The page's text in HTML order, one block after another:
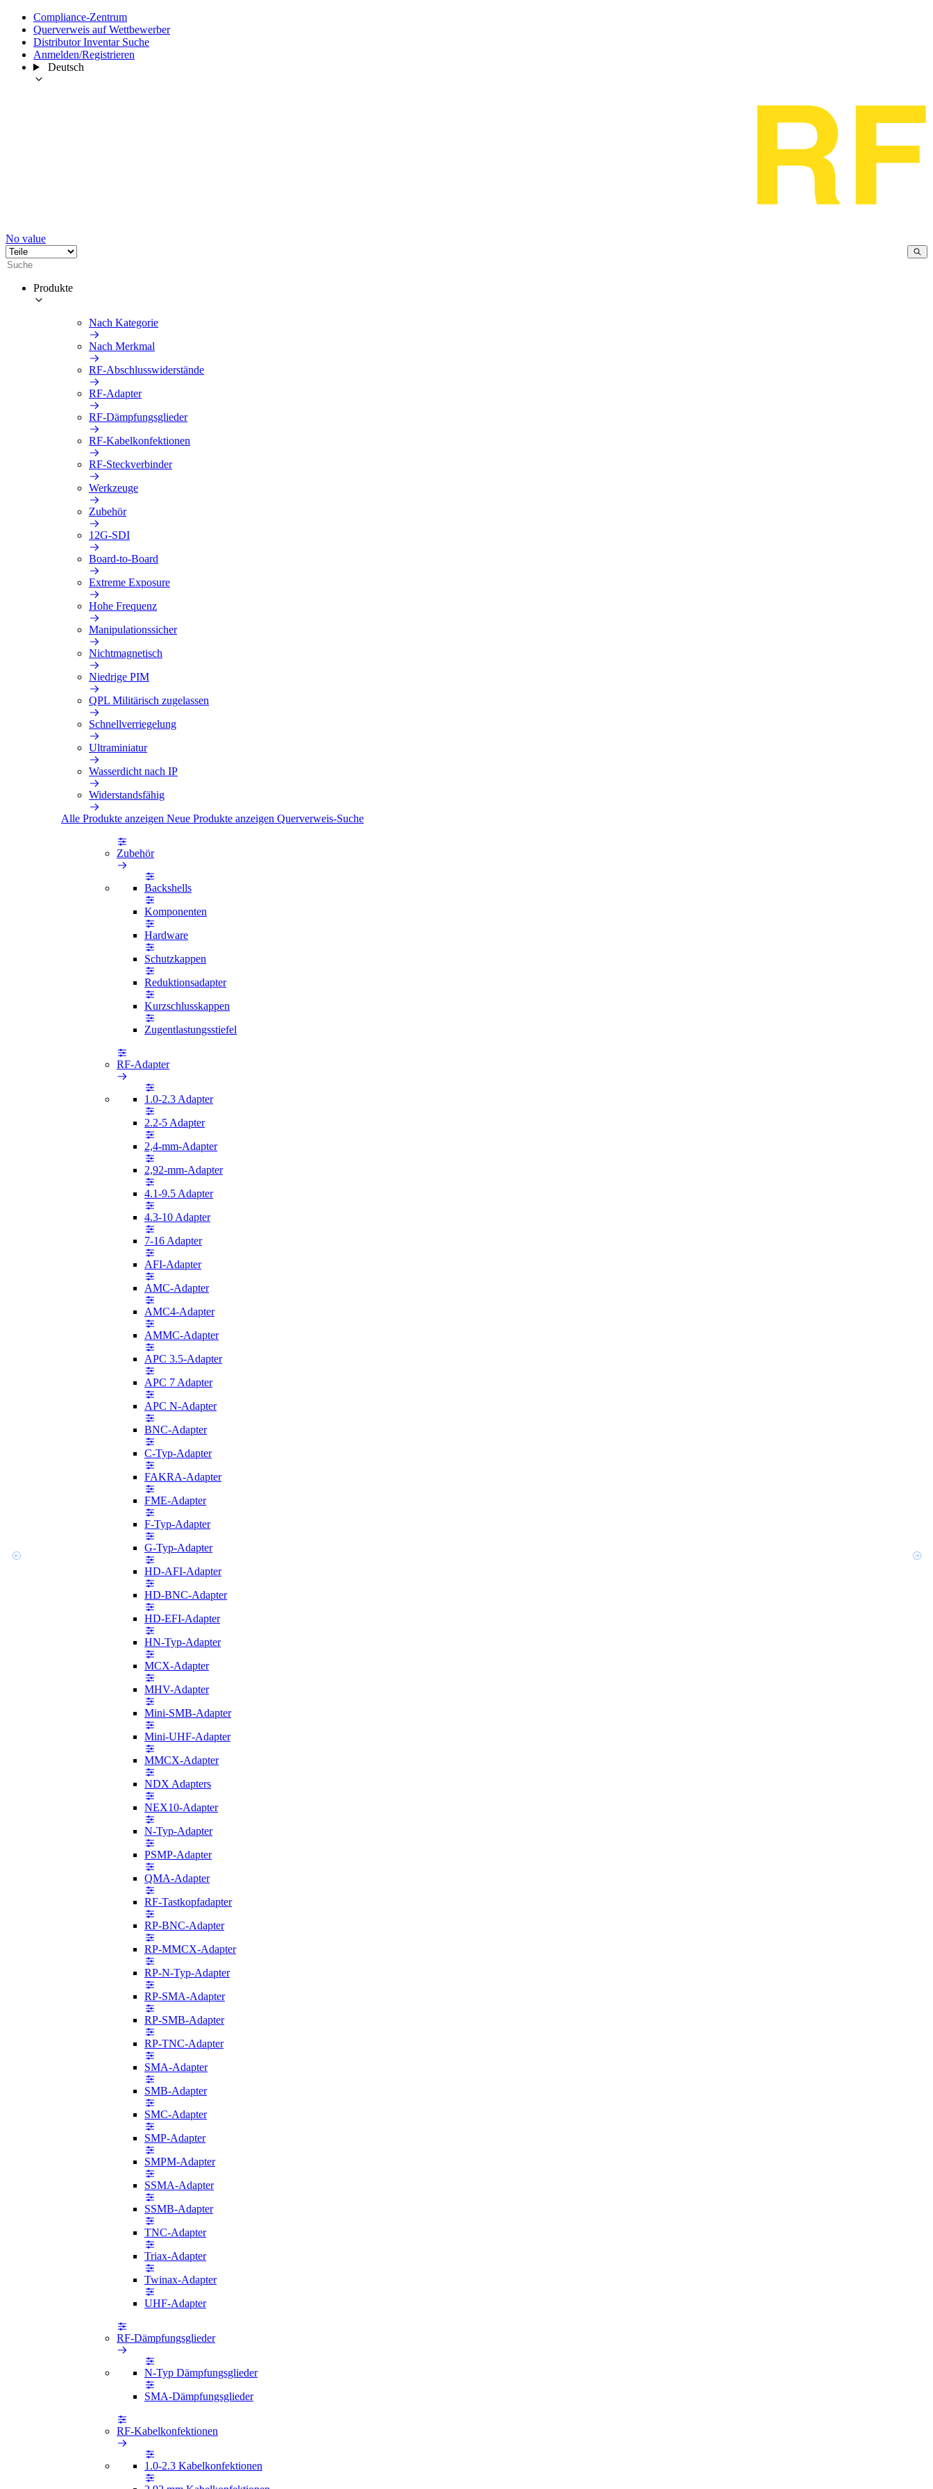
Compliance-Zentrum
Querverweis auf Wettbewerber
Distributor Inventar Suche
Anmelden/Registrieren
Deutsch
No value
Produkte
Nach Kategorie
Nach Merkmal
RF-Abschlusswiderstände
RF-Adapter
RF-Dämpfungsglieder
RF-Kabelkonfektionen
RF-Steckverbinder
Werkzeuge
Zubehör
12G-SDI
Board-to-Board
Extreme Exposure
Hohe Frequenz
Manipulationssicher
Nichtmagnetisch
Niedrige PIM
QPL Militärisch zugelassen
Schnellverriegelung
Ultraminiatur
Wasserdicht nach IP
Widerstandsfähig
Alle Produkte anzeigen Neue Produkte anzeigen Querverweis-Suche
Zubehör
Backshells
Komponenten
Hardware
Schutzkappen
Reduktionsadapter
Kurzschlusskappen
Zugentlastungsstiefel
RF-Adapter
1.0-2.3 Adapter
2.2-5 Adapter
2,4-mm-Adapter
2,92-mm-Adapter
4.1-9.5 Adapter
4.3-10 Adapter
7-16 Adapter
AFI-Adapter
AMC-Adapter
AMC4-Adapter
AMMC-Adapter
APC 3.5-Adapter
APC 7 Adapter
APC N-Adapter
BNC-Adapter
C-Typ-Adapter
FAKRA-Adapter
FME-Adapter
F-Typ-Adapter
G-Typ-Adapter
HD-AFI-Adapter
HD-BNC-Adapter
HD-EFI-Adapter
HN-Typ-Adapter
MCX-Adapter
MHV-Adapter
Mini-SMB-Adapter
Mini-UHF-Adapter
MMCX-Adapter
NDX Adapters
NEX10-Adapter
N-Typ-Adapter
PSMP-Adapter
QMA-Adapter
RF-Tastkopfadapter
RP-BNC-Adapter
RP-MMCX-Adapter
RP-N-Typ-Adapter
RP-SMA-Adapter
RP-SMB-Adapter
RP-TNC-Adapter
SMA-Adapter
SMB-Adapter
SMC-Adapter
SMP-Adapter
SMPM-Adapter
SSMA-Adapter
SSMB-Adapter
TNC-Adapter
Triax-Adapter
Twinax-Adapter
UHF-Adapter
RF-Dämpfungsglieder
N-Typ Dämpfungsglieder
SMA-Dämpfungsglieder
RF-Kabelkonfektionen
1.0-2.3 Kabelkonfektionen